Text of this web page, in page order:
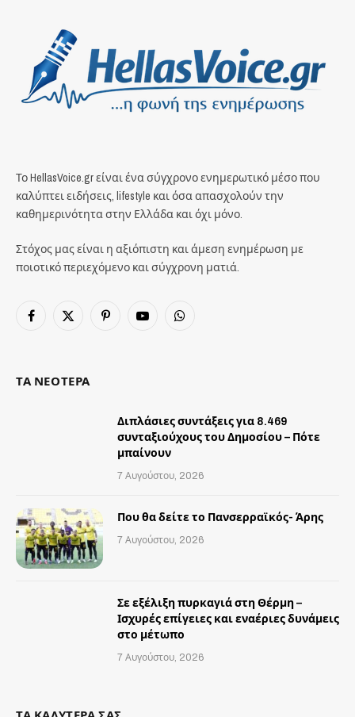
Το HellasVoice.gr είναι ένα σύγχρονο ενημερωτικό μέσο που
καλύπτει ειδήσεις, lifestyle και όσα απασχολούν την
καθημερινότητα στην Ελλάδα και όχι μόνο.
Στόχος μας είναι η αξιόπιστη και άμεση ενημέρωση με
ποιοτικό περιεχόμενο και σύγχρονη ματιά.
Facebook
X
PinterestYouTubeWhatsApp
ΤΑ ΝΕΟΤΕΡΑ
Διπλάσιες συντάξεις για 8.469
συνταξιούχους του Δημοσίου – Πότε
μπαίνουν
7 Αυγούστου, 2026
Που θα δείτε το Πανσερραϊκός- Άρης
7 Αυγούστου, 2026
Σε εξέλιξη πυρκαγιά στη Θέρμη –
Ισχυρές επίγειες και εναέριες δυνάμεις
στο μέτωπο
7 Αυγούστου, 2026